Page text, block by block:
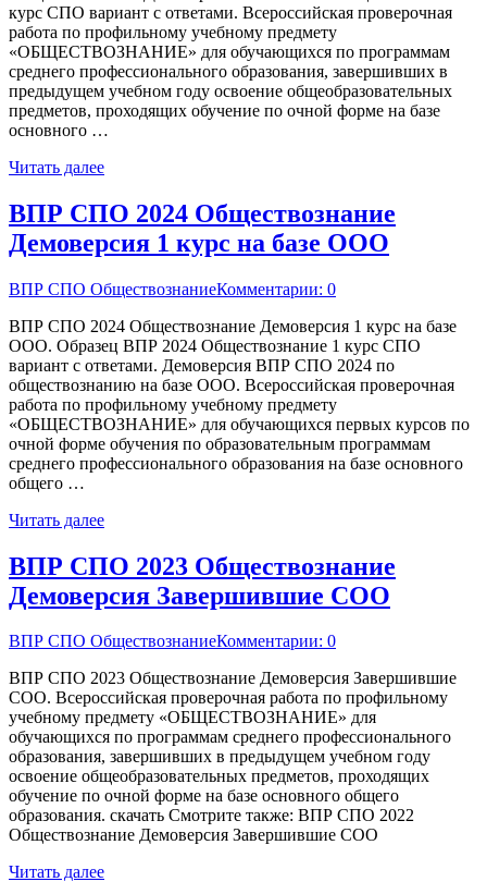
курс СПО вариант с ответами. Всероссийская проверочная
работа по профильному учебному предмету
«ОБЩЕСТВОЗНАНИЕ» для обучающихся по программам
среднего профессионального образования, завершивших в
предыдущем учебном году освоение общеобразовательных
предметов, проходящих обучение по очной форме на базе
основного …
Читать далее
ВПР СПО 2024 Обществознание
Демоверсия 1 курс на базе ООО
ВПР СПО ОбществознаниеКомментарии: 0
ВПР СПО 2024 Обществознание Демоверсия 1 курс на базе
ООО. Образец ВПР 2024 Обществознание 1 курс СПО
вариант с ответами. Демоверсия ВПР СПО 2024 по
обществознанию на базе ООО. Всероссийская проверочная
работа по профильному учебному предмету
«ОБЩЕСТВОЗНАНИЕ» для обучающихся первых курсов по
очной форме обучения по образовательным программам
среднего профессионального образования на базе основного
общего …
Читать далее
ВПР СПО 2023 Обществознание
Демоверсия Завершившие СОО
ВПР СПО ОбществознаниеКомментарии: 0
ВПР СПО 2023 Обществознание Демоверсия Завершившие
СОО. Всероссийская проверочная работа по профильному
учебному предмету «ОБЩЕСТВОЗНАНИЕ» для
обучающихся по программам среднего профессионального
образования, завершивших в предыдущем учебном году
освоение общеобразовательных предметов, проходящих
обучение по очной форме на базе основного общего
образования. скачать Смотрите также: ВПР СПО 2022
Обществознание Демоверсия Завершившие СОО
Читать далее